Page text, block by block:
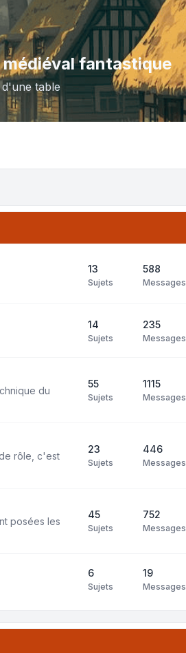
médiéval fantastique
table
13
Sujets
588
Messages
14
Sujets
235
Messages
du
55
Sujets
1115
Messages
rôle, c'est
23
Sujets
446
Messages
posées les
45
Sujets
752
Messages
6
Sujets
19
Messages